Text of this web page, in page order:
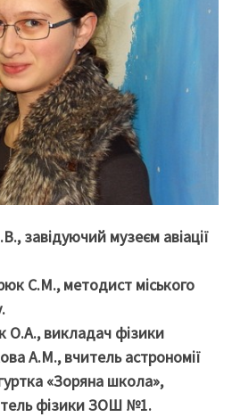
завідуючий музеєм авіації
С.М., методист міського
О.А., викладач фізики
А.М., вчитель астрономії
«Зоряна школа»,
фізики ЗОШ №1.